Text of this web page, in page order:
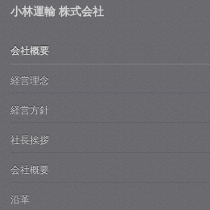
小林運輸 株式会社
会社概要
経営理念
経営方針
社長挨拶
会社概要
沿革